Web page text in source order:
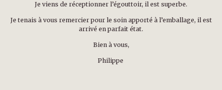
Je viens de réceptionner l’égouttoir, il est superbe.
Je tenais à vous remercier pour le soin apporté à l’emballage, il est
arrivé en parfait état.
Bien à vous,
Philippe